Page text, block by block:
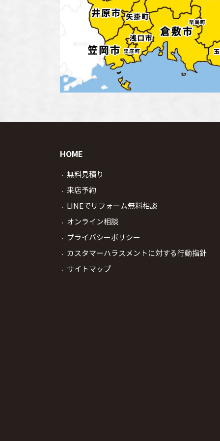
HOME
無料見積り
来店予約
LINEでリフォーム無料相談
オンライン相談
プライバシーポリシー
カスタマーハラスメントに対する行動指針
サイトマップ